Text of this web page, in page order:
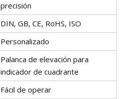
precisión
DIN, GB, CE, RoHS, ISO
Personalizado
Palanca de elevación para
indicador de cuadrante
Fácil de operar